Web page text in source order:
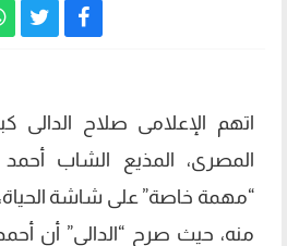
اتهم الإعلامى صلاح الدالى
المصرى، المذيع الشاب
“مهمة خاصة” على شاشة الحياة،
منه، حيث صرح “الدالي” أن